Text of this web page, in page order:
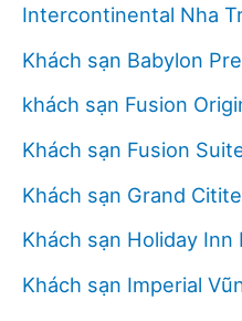
Intercontinental Nha
Khách sạn Babylon
khách sạn Fusion
Khách sạn Fusion
Khách sạn Grand
Khách sạn Holiday
Khách sạn Imperial